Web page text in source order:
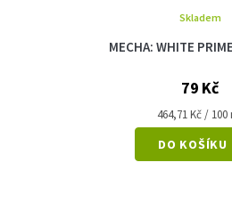
MECHA: WHITE
Skladem
79 Kč
Měrná
cena:
464,71 Kč / 100
DO KOŠÍKU